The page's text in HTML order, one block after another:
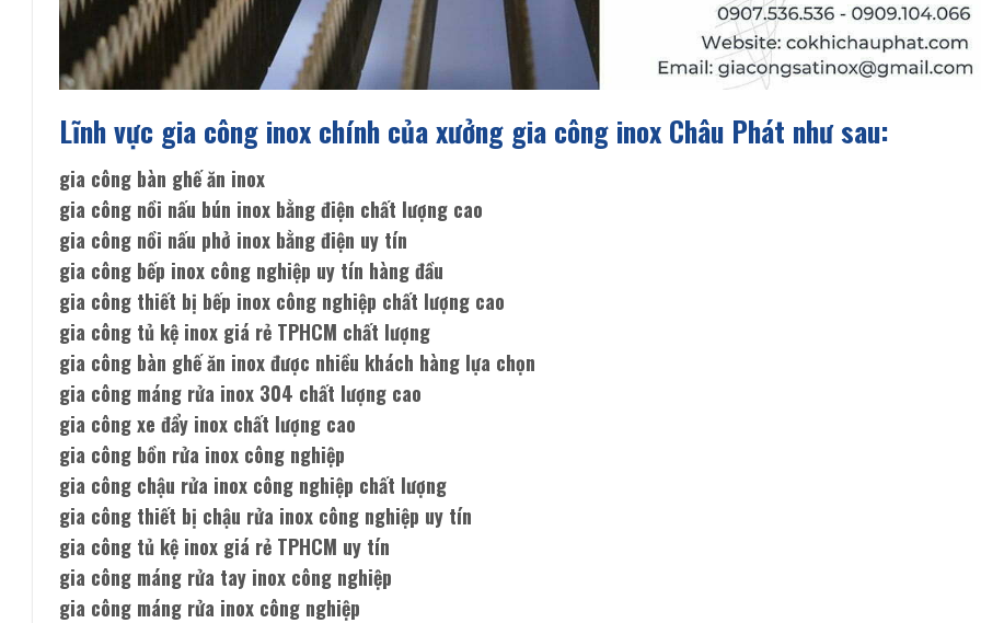
Lĩnh vực gia công inox chính của xưởng gia công inox Châu Phát như sau:
gia công bàn ghế ăn inox
gia công nồi nấu bún inox bằng điện chất lượng cao
gia công nồi nấu phở inox bằng điện uy tín
gia công bếp inox công nghiệp uy tín hàng đầu
gia công thiết bị bếp inox công nghiệp chất lượng cao
gia công tủ kệ inox giá rẻ TPHCM chất lượng
gia công bàn ghế ăn inox được nhiều khách hàng lựa chọn
gia công máng rửa inox 304 chất lượng cao
gia công xe đẩy inox chất lượng cao
gia công bồn rửa inox công nghiệp
gia công chậu rửa inox công nghiệp chất lượng
gia công thiết bị chậu rửa inox công nghiệp uy tín
gia công tủ kệ inox giá rẻ TPHCM uy tín
gia công máng rửa tay inox công nghiệp
gia công máng rửa inox công nghiệp